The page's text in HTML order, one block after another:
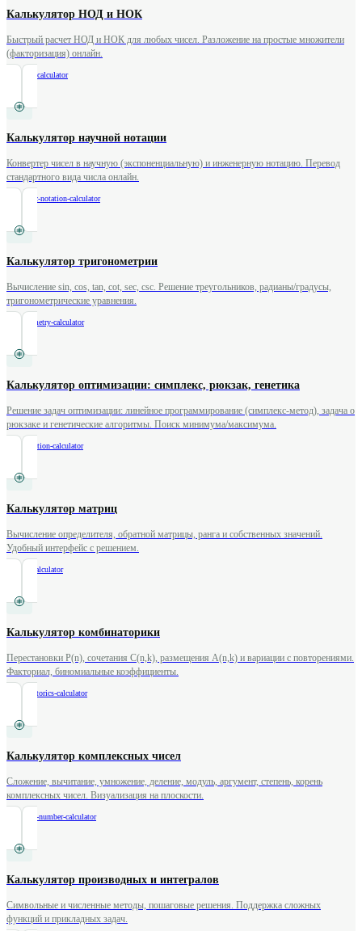
Калькулятор НОД и НОК
Быстрый расчет НОД и НОК для любых чисел. Разложение на простые множители
(факторизация) онлайн.
gcd-lcm-calculator
Калькулятор научной нотации
Конвертер чисел в научную (экспоненциальную) и инженерную нотацию. Перевод
стандартного вида числа онлайн.
scientific-notation-calculator
Калькулятор тригонометрии
Вычисление sin, cos, tan, cot, sec, csc. Решение треугольников, радианы/градусы,
тригонометрические уравнения.
trigonometry-calculator
Калькулятор оптимизации: симплекс, рюкзак, генетика
Решение задач оптимизации: линейное программирование (симплекс-метод), задача о
рюкзаке и генетические алгоритмы. Поиск минимума/максимума.
optimization-calculator
Калькулятор матриц
Вычисление определителя, обратной матрицы, ранга и собственных значений.
Удобный интерфейс с решением.
matrix-calculator
Калькулятор комбинаторики
Перестановки P(n), сочетания C(n,k), размещения A(n,k) и вариации с повторениями.
Факториал, биномиальные коэффициенты.
combinatorics-calculator
Калькулятор комплексных чисел
Сложение, вычитание, умножение, деление, модуль, аргумент, степень, корень
комплексных чисел. Визуализация на плоскости.
complex-number-calculator
Калькулятор производных и интегралов
Символьные и численные методы, пошаговые решения. Поддержка сложных
функций и прикладных задач.